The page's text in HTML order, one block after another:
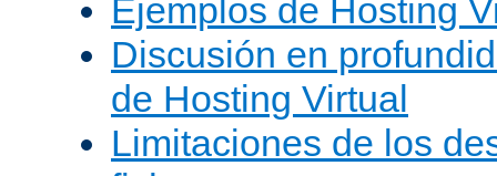
Ejemplos de Hosting
Discusión en
de Hosting Virtual
Limitaciones de los